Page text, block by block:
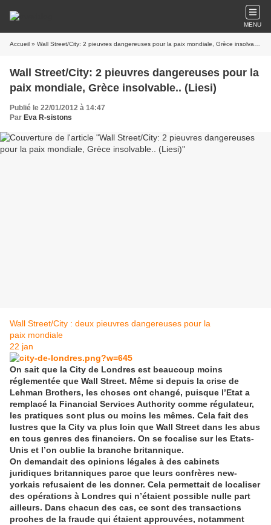
MENU
Accueil » Wall Street/City: 2 pieuvres dangereuses pour la paix mondiale, Grèce insolvable.. (Liesi)
Wall Street/City: 2 pieuvres dangereuses pour la
paix mondiale, Grèce insolvable.. (Liesi)
Publié le 22/01/2012 à 14:47
Par Eva R-sistons
Wall Street/City : deux pieuvres dangereuses pour la
paix mondiale
22 jan
On sait que la City de Londres est beaucoup moins
réglementée que Wall Street. Même si depuis la crise de
Lehman Brothers, les choses ont changé, puisque l’Etat a
remplacé la Financial Services Authority comme régulateur,
les pratiques sont plus ou moins les mêmes. Cela fait des
lustres que la City va plus loin que Wall Street dans les abus
en tous genres des financiers. On se focalise sur les Etats-
Unis et l’on oublie la branche britannique.
On demandait des opinions légales à des cabinets
juridiques britanniques parce que leurs confrères new-
yorkais refusaient de les donner. Cela permettait de localiser
des opérations à Londres qui n’étaient possible nulle part
ailleurs. Dans chacun des cas, ce sont des transactions
proches de la fraude qui étaient approuvées, notamment